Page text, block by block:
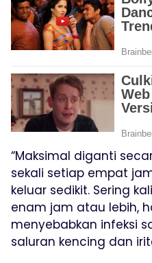
“Maksimal diganti
sekali setiap empat
keluar sedikit. Sering
enam jam atau lebih,
menyebabkan infeksi
saluran kencing dan